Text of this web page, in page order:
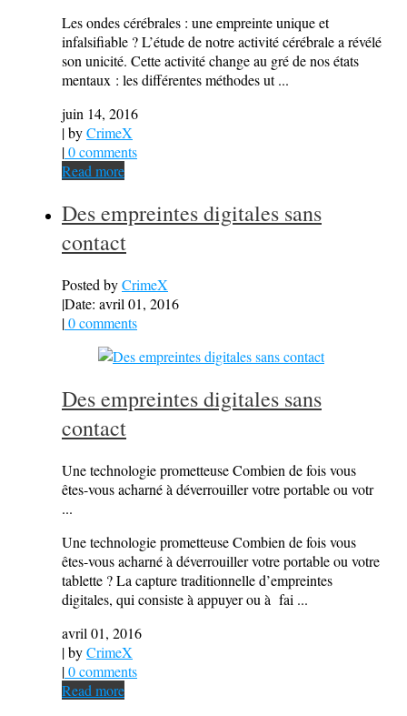
Les ondes cérébrales : une empreinte unique et
infalsifiable ? L’étude de notre activité cérébrale a révélé
son unicité. Cette activité change au gré de nos états
mentaux : les différentes méthodes ut ...
juin 14, 2016
| byCrimeX
|0 comments
Read more
Des empreintes digitales sans
contact
Posted byCrimeX
|Date: avril 01, 2016
|0 comments
Des empreintes digitales sans
contact
Une technologie prometteuse Combien de fois vous
êtes-vous acharné à déverrouiller votre portable ou votr
...
Une technologie prometteuse Combien de fois vous
êtes-vous acharné à déverrouiller votre portable ou votre
tablette ? La capture traditionnelle d’empreintes
digitales, qui consiste à appuyer ou à fai ...
avril 01, 2016
| byCrimeX
|0 comments
Read more